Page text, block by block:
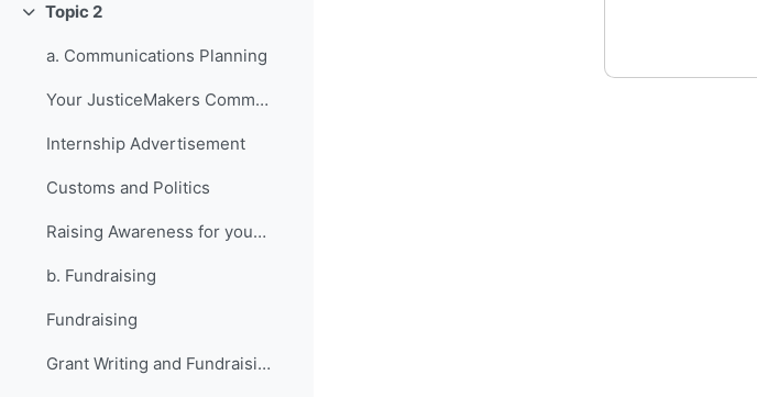
Replier
Topic 2
a. Communications Planning
Your JusticeMakers Communications Intern
Internship Advertisement
Customs and Politics
Raising Awareness for your Project - Lessons from Previous Fellows
b. Fundraising
Fundraising
Grant Writing and Fundraising Guide-sheet